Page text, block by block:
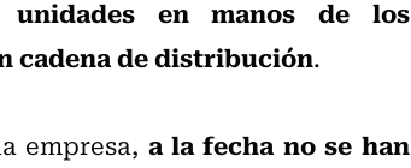
unidades en manos de los
cadena de distribución.
empresa, a la fecha no se han